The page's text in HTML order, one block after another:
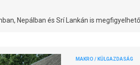
Nepálban és Srí Lankán is megfigyelhető.
MAKRO / KÜLGAZDASÁG